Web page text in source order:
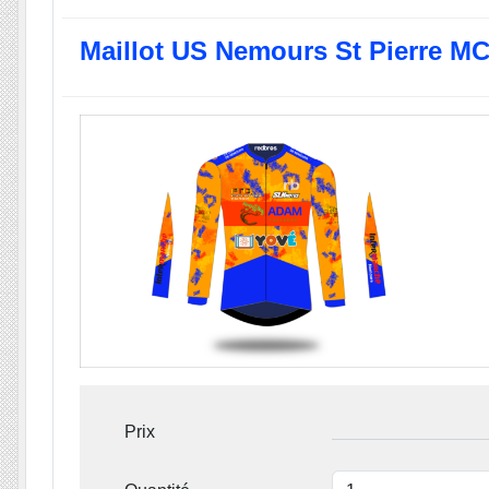
Maillot US Nemours St Pierre MC
Prix